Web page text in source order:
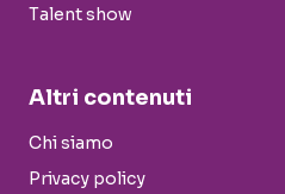
Talent show
Altri contenuti
Chi siamo
Privacy policy